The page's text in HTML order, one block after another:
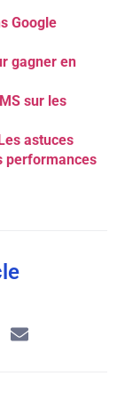
Google
gagner en
sur les
astuces
performances